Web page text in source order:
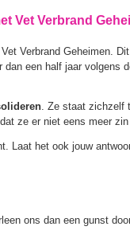
Vet Verbrand
Verbrand Geheimen.
een half jaar volgens
. Ze staat zichzelf
ze er niet eens meer
Laat het ook jouw
ons dan een gunst